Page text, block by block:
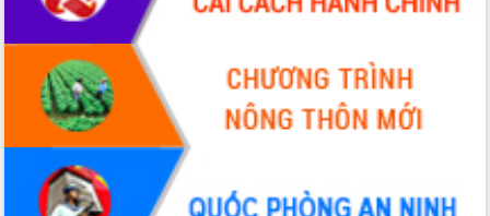
Đắk Lắk đẩy mạnh nuôi biển công
nghệ, hướng tới phát triển thủy sản
bền vững
Tập huấn nâng cao năng lực triển khai
chuyển đổi số cho cán bộ, công chức
cấp xã
Đắk Lắk phát động hưởng ứng Ngày
Quyền của người tiêu dùng Việt Nam
2026